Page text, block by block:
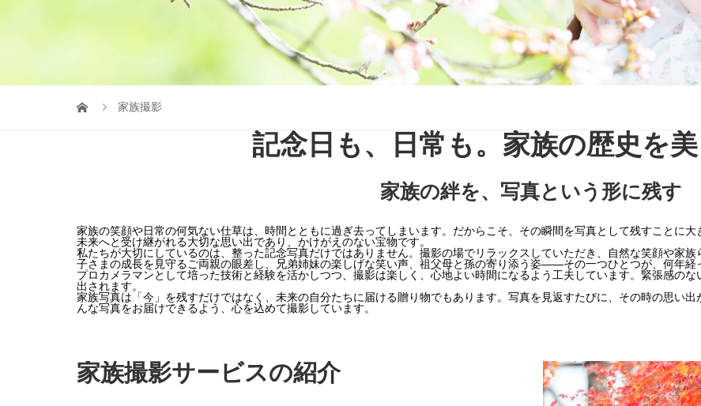
家族撮影
記念日も、日常も。家族の歴史を
家族の絆を、写真という形に残す
家族の笑顔や日常の何気ない仕草は、時間とともに過ぎ去ってしまいます。だからこそ、その瞬間を写真として残すことに大
未来へと受け継がれる大切な思い出であり、かけがえのない宝物です。
私たちが大切にしているのは、整った記念写真だけではありません。撮影の場でリラックスしていただき、自然な笑顔や家
子さまの成長を見守るご両親の眼差し、兄弟姉妹の楽しげな笑い声、祖父母と孫の寄り添う姿――その一つひとつが、何年経
プロカメラマンとして培った技術と経験を活かしつつ、撮影は楽しく、心地よい時間になるよう工夫しています。緊張感の
出されます。
家族写真は「今」を残すだけではなく、未来の自分たちに届ける贈り物でもあります。写真を見返すたびに、その時の思い
んな写真をお届けできるよう、心を込めて撮影しています。
家族撮影サービスの紹介